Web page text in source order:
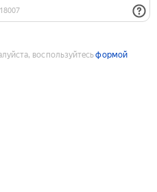
воспользуйтесьформой